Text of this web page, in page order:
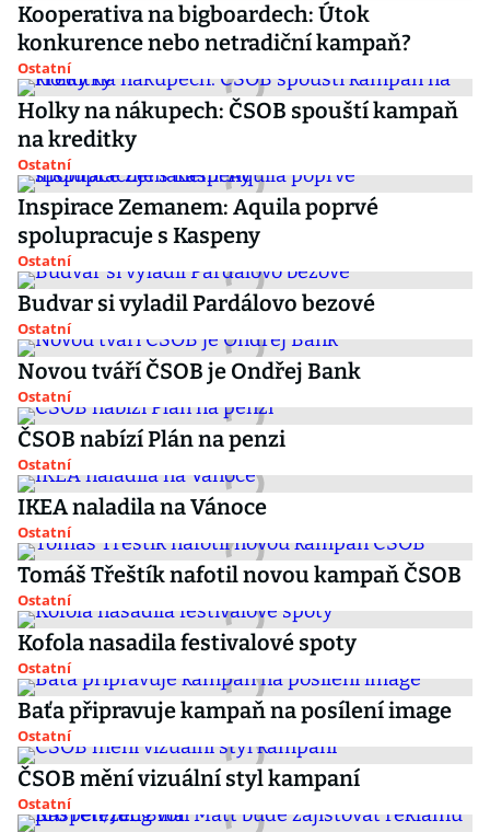
Kooperativa na bigboardech: Útok
konkurence nebo netradiční kampaň?
Ostatní
Holky na nákupech: ČSOB spouští kampaň
na kreditky
Ostatní
Inspirace Zemanem: Aquila poprvé
spolupracuje s Kaspeny
Ostatní
Budvar si vyladil Pardálovo bezové
Ostatní
Novou tváří ČSOB je Ondřej Bank
Ostatní
ČSOB nabízí Plán na penzi
Ostatní
IKEA naladila na Vánoce
Ostatní
Tomáš Třeštík nafotil novou kampaň ČSOB
Ostatní
Kofola nasadila festivalové spoty
Ostatní
Baťa připravuje kampaň na posílení image
Ostatní
ČSOB mění vizuální styl kampaní
Ostatní